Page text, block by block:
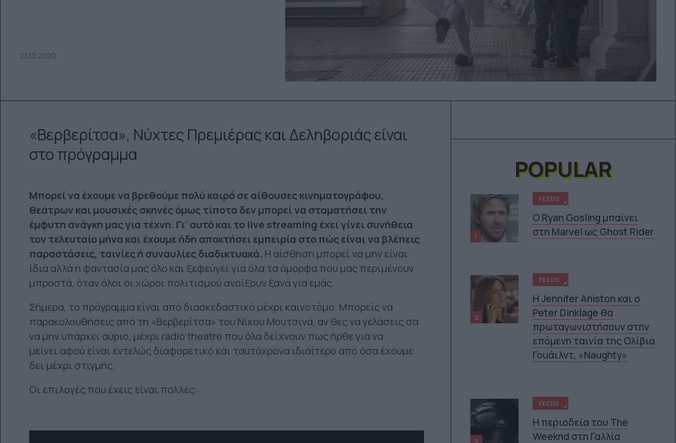
23.12.2020
«Βερβερίτσα», Νύχτες Πρεμιέρας και Δεληβοριάς είναι
στο πρόγραμμα
Μπορεί να έχουμε να βρεθούμε πολύ καιρό σε αίθουσες κινηματογράφου,
θεάτρων και μουσικές σκηνές όμως τίποτα δεν μπορεί να σταματήσει την
έμφυτη ανάγκη μας για τέχνη. Γι' αυτό και το live streaming έχει γίνει συνήθεια
τον τελευταίο μήνα και έχουμε ήδη αποκτήσει εμπειρία στο πώς είναι να βλέπεις
παραστάσεις, ταινίες ή συναυλίες διαδικτυακά. Η αίσθηση μπορεί να μην είναι
ίδια αλλά η φαντασία μας όλο και ξεφεύγει για όλα τα όμορφα που μας περιμένουν
μπροστά, όταν όλοι οι χώροι πολιτισμού ανοίξουν ξανά για εμάς.
Σήμερα, το πρόγραμμα είναι από διασκεδαστικό μέχρι καινοτόμο. Μπορείς να
παρακολουθήσεις από τη «Βερβερίτσα» του Νίκου Μουτσινά, αν θες να γελάσεις σα
να μην υπάρχει αύριο, μέχρι radio theatre που όλα δείχνουν πως ήρθε για να
μείνει αφού είναι εντελώς διαφορετικό και ταυτόχρονα ιδιαίτερο από όσα έχουμε
δει μέχρι στιγμής.
Οι επιλογές που έχεις είναι πολλές:
POPULAR
1
FEEDS
Ο Ryan Gosling μπαίνει
στη Marvel ως Ghost Rider
2
FEEDS
Η Jennifer Aniston και ο
Peter Dinklage θα
πρωταγωνιστήσουν στην
επόμενη ταινία της Ολίβια
Γουάιλντ, «Naughty»
3
FEEDS
Η περιοδεία του The
Weeknd στη Γαλλία